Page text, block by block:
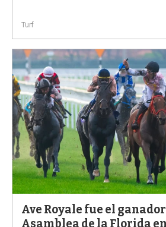
Turf
Ave Royale fue el
Asamblea de la Florida